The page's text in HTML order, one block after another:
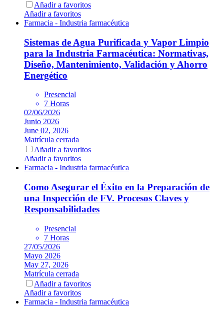
Añadir a favoritos
Añadir a favoritos
Farmacia - Industria farmacéutica
Sistemas de Agua Purificada y Vapor Limpio
para la Industria Farmacéutica: Normativas,
Diseño, Mantenimiento, Validación y Ahorro
Energético
Presencial
7 Horas
02/06/2026
Junio 2026
June 02, 2026
Matrícula cerrada
Añadir a favoritos
Añadir a favoritos
Farmacia - Industria farmacéutica
Como Asegurar el Éxito en la Preparación de
una Inspección de FV. Procesos Claves y
Responsabilidades
Presencial
7 Horas
27/05/2026
Mayo 2026
May 27, 2026
Matrícula cerrada
Añadir a favoritos
Añadir a favoritos
Farmacia - Industria farmacéutica